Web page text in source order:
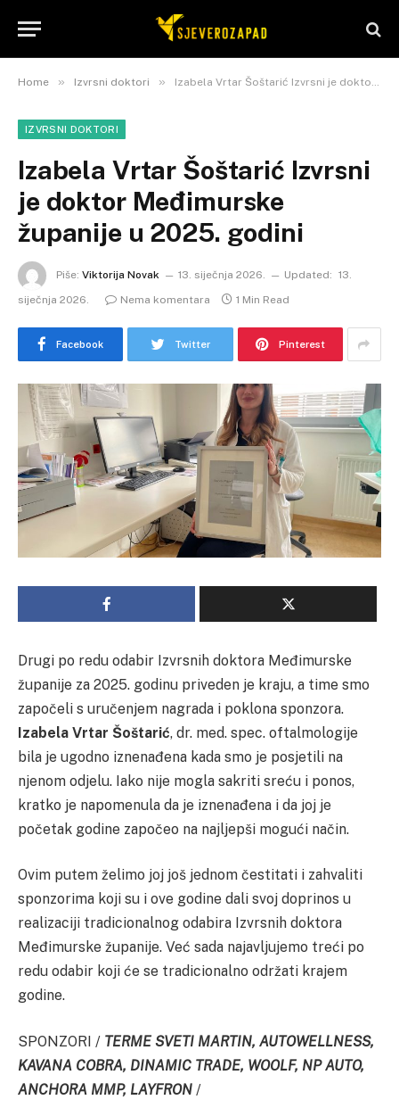
Home » Izvrsni doktori » Izabela Vrtar Šoštarić Izvrsni je doktor Međimurske županije u 2025. godini
IZVRSNI DOKTORI
Izabela Vrtar Šoštarić Izvrsni
je doktor Međimurske
županije u 2025. godini
Piše: Viktorija Novak 13. siječnja 2026. Updated: 13.
siječnja 2026.
Nema komentara 1 Min Read
Facebook Twitter Pinterest
Drugi po redu odabir Izvrsnih doktora Međimurske
županije za 2025. godinu priveden je kraju, a time smo
započeli s uručenjem nagrada i poklona sponzora.
Izabela Vrtar Šoštarić, dr. med. spec. oftalmologije
bila je ugodno iznenađena kada smo je posjetili na
njenom odjelu. Iako nije mogla sakriti sreću i ponos,
kratko je napomenula da je iznenađena i da joj je
početak godine započeo na najljepši mogući način.
Ovim putem želimo joj još jednom čestitati i zahvaliti
sponzorima koji su i ove godine dali svoj doprinos u
realizaciji tradicionalnog odabira Izvrsnih doktora
Međimurske županije. Već sada najavljujemo treći po
redu odabir koji će se tradicionalno održati krajem
godine.
SPONZORI / TERME SVETI MARTIN, AUTOWELLNESS,
KAVANA COBRA, DINAMIC TRADE, WOOLF, NP AUTO,
ANCHORA MMP, LAYFRON /